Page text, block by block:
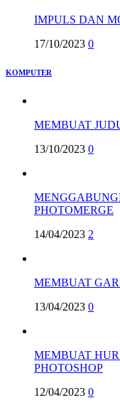
IMPULS DAN
17/10/2023 0
KOMPUTER
MEMBUAT
13/10/2023 0
PHOTOMERGE
14/04/2023 2
MEMBUAT
13/04/2023 0
MEMBUAT
PHOTOSHOP
12/04/2023 0